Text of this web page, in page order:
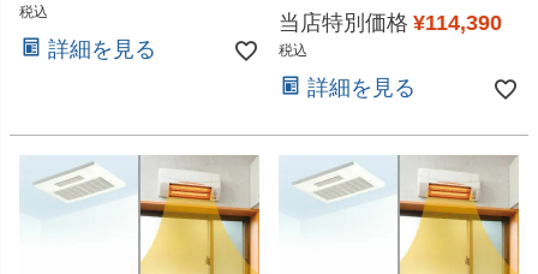
税込
詳細を見る
当店特別価格 ¥114,390
税込
詳細を見る